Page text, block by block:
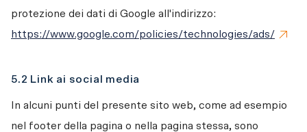
protezione dei dati di Google all'indirizzo:
https://www.google.com/policies/technologies/ads/
5.2 Link ai social media
In alcuni punti del presente sito web, come ad esempio
nel footer della pagina o nella pagina stessa, sono